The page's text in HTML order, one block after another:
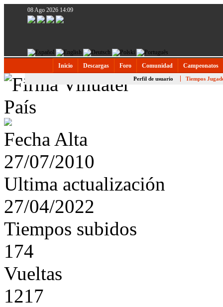
08 Ago 2026 14:09
Inicio Descargas Foro Comunidad Campeonatos
Perfil de usuario Tiempos
País
Fecha Alta
27/07/2010
Ultima actualización
27/04/2022
Tiempos subidos
174
Vueltas
1217